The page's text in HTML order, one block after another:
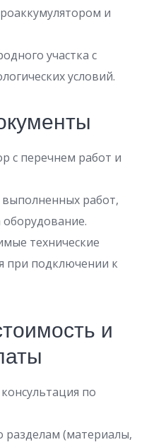
и
участка с
условий.
с перечнем работ и
работ,
оборудование.
технические
при подключении к
и
по
разделам (материалы,